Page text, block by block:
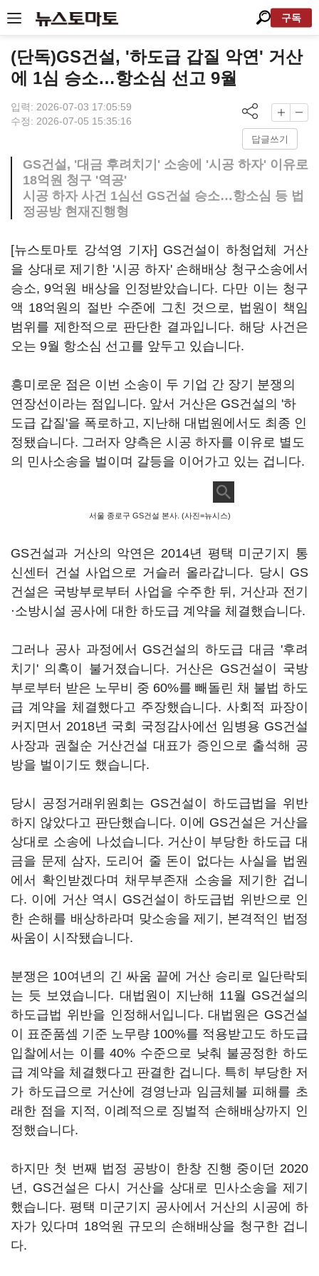
구독
(단독)GS건설, '하도급 갑질 악연' 거산
에 1심 승소…항소심 선고 9월
입력: 2026-07-03 17:05:59
수정: 2026-07-05 15:35:16
답글쓰기
GS건설, '대금 후려치기' 소송에 '시공 하자' 이유로
18억원 청구 '역공'
시공 하자 사건 1심선 GS건설 승소…항소심 등 법
정공방 현재진행형
[뉴스토마토 강석영 기자] GS건설이 하청업체 거산
을 상대로 제기한 '시공 하자' 손해배상 청구소송에서
승소, 9억원 배상을 인정받았습니다. 다만 이는 청구
액 18억원의 절반 수준에 그친 것으로, 법원이 책임
범위를 제한적으로 판단한 결과입니다. 해당 사건은
오는 9월 항소심 선고를 앞두고 있습니다.
흥미로운 점은 이번 소송이 두 기업 간 장기 분쟁의
연장선이라는 점입니다. 앞서 거산은 GS건설의 '하
도급 갑질'을 폭로하고, 지난해 대법원에서도 최종 인
정됐습니다. 그러자 양측은 시공 하자를 이유로 별도
의 민사소송을 벌이며 갈등을 이어가고 있는 겁니다.
서울 종로구 GS건설 본사. (사진=뉴시스)
GS건설과 거산의 악연은 2014년 평택 미군기지 통
신센터 건설 사업으로 거슬러 올라갑니다. 당시 GS
건설은 국방부로부터 사업을 수주한 뒤, 거산과 전기
·소방시설 공사에 대한 하도급 계약을 체결했습니다.
그러나 공사 과정에서 GS건설의 하도급 대금 '후려
치기' 의혹이 불거졌습니다. 거산은 GS건설이 국방
부로부터 받은 노무비 중 60%를 빼돌린 채 불법 하도
급 계약을 체결했다고 주장했습니다. 사회적 파장이
커지면서 2018년 국회 국정감사에선 임병용 GS건설
사장과 권철순 거산건설 대표가 증인으로 출석해 공
방을 벌이기도 했습니다.
당시 공정거래위원회는 GS건설이 하도급법을 위반
하지 않았다고 판단했습니다. 이에 GS건설은 거산을
상대로 소송에 나섰습니다. 거산이 부당한 하도급 대
금을 문제 삼자, 도리어 줄 돈이 없다는 사실을 법원
에서 확인받겠다며 채무부존재 소송을 제기한 겁니
다. 이에 거산 역시 GS건설이 하도급법 위반으로 인
한 손해를 배상하라며 맞소송을 제기, 본격적인 법정
싸움이 시작됐습니다.
분쟁은 10여년의 긴 싸움 끝에 거산 승리로 일단락되
는 듯 보였습니다. 대법원이 지난해 11월 GS건설의
하도급법 위반을 인정해서입니다. 대법원은 GS건설
이 표준품셈 기준 노무량 100%를 적용받고도 하도급
입찰에서는 이를 40% 수준으로 낮춰 불공정한 하도
급 계약을 체결했다고 판결한 겁니다. 특히 부당한 저
가 하도급으로 거산에 경영난과 임금체불 피해를 초
래한 점을 지적, 이례적으로 징벌적 손해배상까지 인
정했습니다.
하지만 첫 번째 법정 공방이 한창 진행 중이던 2020
년, GS건설은 다시 거산을 상대로 민사소송을 제기
했습니다. 평택 미군기지 공사에서 거산의 시공에 하
자가 있다며 18억원 규모의 손해배상을 청구한 겁니
다.